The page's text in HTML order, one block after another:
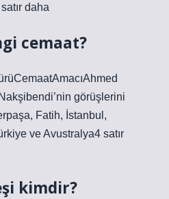
daha
cemaat?
görüşlerini
Fatih, İstanbul,
ve Avustralya4 satır
kimdir?